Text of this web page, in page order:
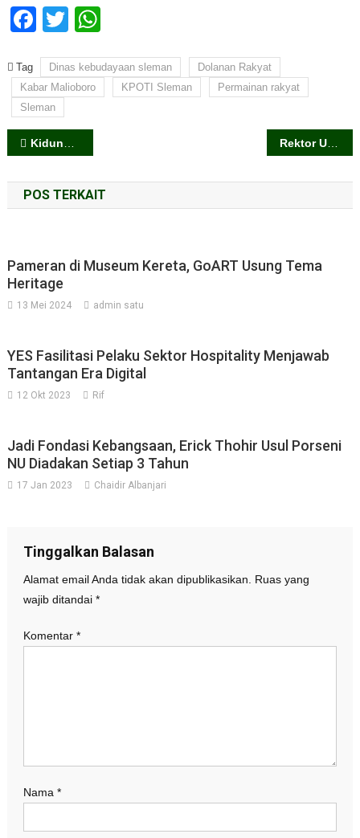
Facebook
Twitter
Tag Dinas kebudayaan sleman
Dolanan Rakyat
Kabar Malioboro
KPOTI Sleman
Permainan rakyat
Sleman
Navigasi
pos
Kidung Kain Leluhur Rektor UII Baca Puisi di Peluncuran Gejayan Id
POS TERKAIT
Pameran di Museum Kereta, GoART Usung Tema
Heritage
13 Mei 2024 admin satu
YES Fasilitasi Pelaku Sektor Hospitality Menjawab
Tantangan Era Digital
12 Okt 2023 Rif
Jadi Fondasi Kebangsaan, Erick Thohir Usul Porseni
NU Diadakan Setiap 3 Tahun
17 Jan 2023 Chaidir Albanjari
Tinggalkan Balasan
Alamat email Anda tidak akan dipublikasikan. Ruas yang
wajib ditandai *
Komentar *
Nama *